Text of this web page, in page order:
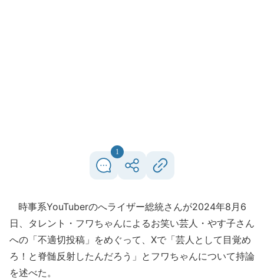
1
時事系YouTuberのへライザー総統さんが2024年8月6
日、タレント・フワちゃんによるお笑い芸人・やす子さん
への「不適切投稿」をめぐって、Xで「芸人として目覚め
ろ！と脊髄反射したんだろう」とフワちゃんについて持論
を述べた。